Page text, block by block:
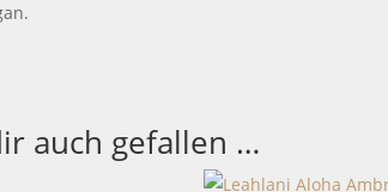
auch gefallen …